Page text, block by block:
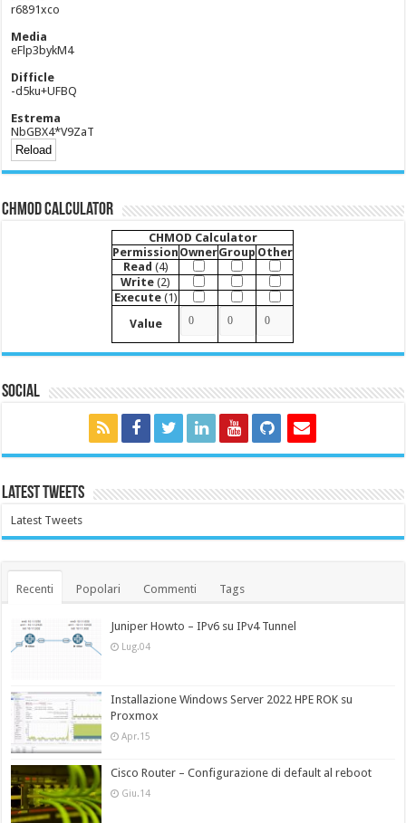
r6891xco
Media
eFlp3bykM4
Difficle
-d5ku+UFBQ
Estrema
NbGBX4*V9ZaT
CHMOD Calculator
CHMOD Calculator
Permission OwnerGroup Other
Read (4)
Write (2)
Execute(1)
Value
Social
Latest Tweets
Latest Tweets
Recenti Popolari Commenti Tags
Juniper Howto – IPv6 su IPv4 Tunnel
Lug.04
Installazione Windows Server 2022 HPE ROK su
Proxmox
Apr.15
Cisco Router – Configurazione di default al reboot
Giu.14